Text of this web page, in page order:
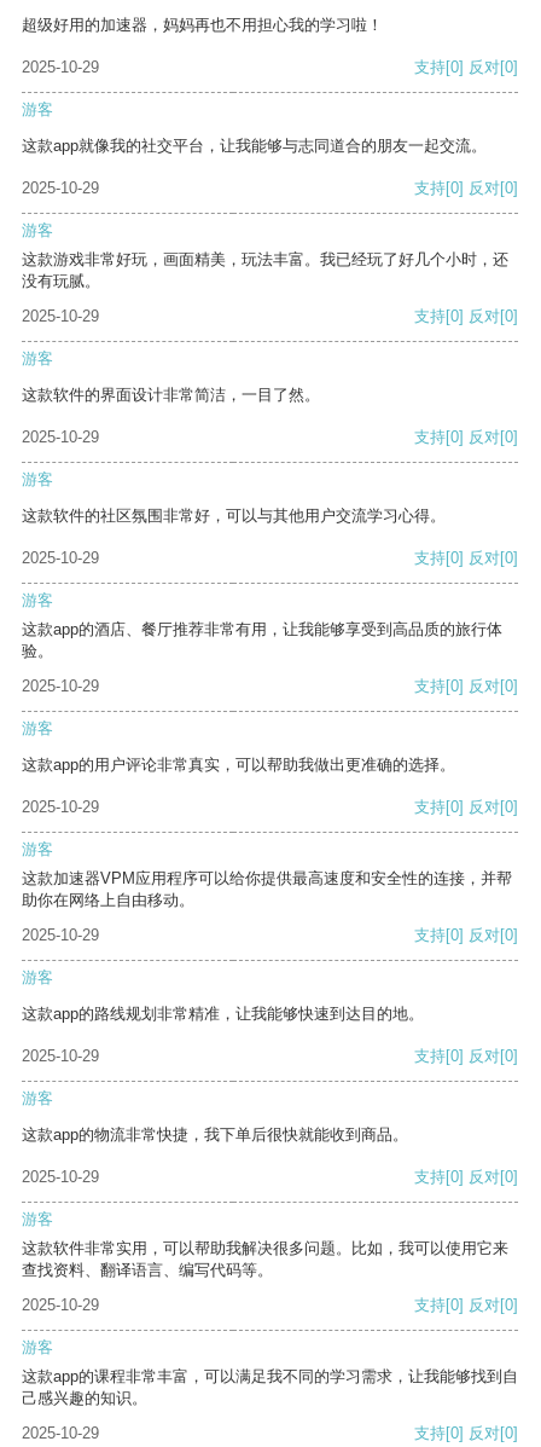
超级好用的加速器，妈妈再也不用担心我的学习啦！
2025-10-29 支持[0] 反对[0]
游客
这款app就像我的社交平台，让我能够与志同道合的朋友一起交流。
2025-10-29 支持[0] 反对[0]
游客
这款游戏非常好玩，画面精美，玩法丰富。我已经玩了好几个小时，还
没有玩腻。
2025-10-29
支持[0] 反对[0]
游客
这款软件的界面设计非常简洁，一目了然。
2025-10-29 支持[0] 反对[0]
游客
这款软件的社区氛围非常好，可以与其他用户交流学习心得。
2025-10-29 支持[0] 反对[0]
游客
这款app的酒店、餐厅推荐非常有用，让我能够享受到高品质的旅行体
验。
2025-10-29
支持[0] 反对[0]
游客
这款app的用户评论非常真实，可以帮助我做出更准确的选择。
2025-10-29 支持[0] 反对[0]
游客
这款加速器VPM应用程序可以给你提供最高速度和安全性的连接，并帮
助你在网络上自由移动。
2025-10-29
支持[0] 反对[0]
游客
这款app的路线规划非常精准，让我能够快速到达目的地。
2025-10-29 支持[0] 反对[0]
游客
这款app的物流非常快捷，我下单后很快就能收到商品。
2025-10-29 支持[0] 反对[0]
游客
这款软件非常实用，可以帮助我解决很多问题。比如，我可以使用它来
查找资料、翻译语言、编写代码等。
2025-10-29
支持[0] 反对[0]
游客
这款app的课程非常丰富，可以满足我不同的学习需求，让我能够找到自
己感兴趣的知识。
2025-10-29
支持[0] 反对[0]